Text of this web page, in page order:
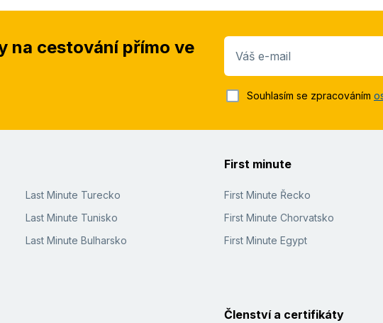
na cestování přímo ve
Váš e-mail
Souhlasím se zpracováním
Last Minute Turecko
Last Minute Tunisko
Last Minute Bulharsko
First minute
First Minute Řecko
First Minute Chorvatsko
First Minute Egypt
Členství a certifikáty